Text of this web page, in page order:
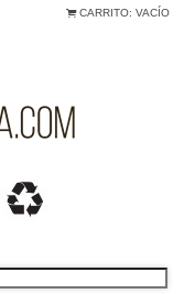
CARRITO: VACÍO